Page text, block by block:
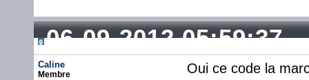
06-09-2012 05:59:37
Caline
Membre Oui ce code la